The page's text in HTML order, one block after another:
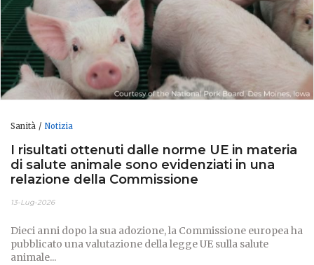
Sanità Notizia
I risultati ottenuti dalle norme UE in materia
di salute animale sono evidenziati in una
relazione della Commissione
13-Lug-2026
Dieci anni dopo la sua adozione, la Commissione europea ha
pubblicato una valutazione della legge UE sulla salute
animale...